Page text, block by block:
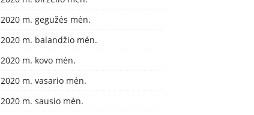
2020 m. gegužės mėn.
2020 m. balandžio mėn.
2020 m. kovo mėn.
2020 m. vasario mėn.
2020 m. sausio mėn.